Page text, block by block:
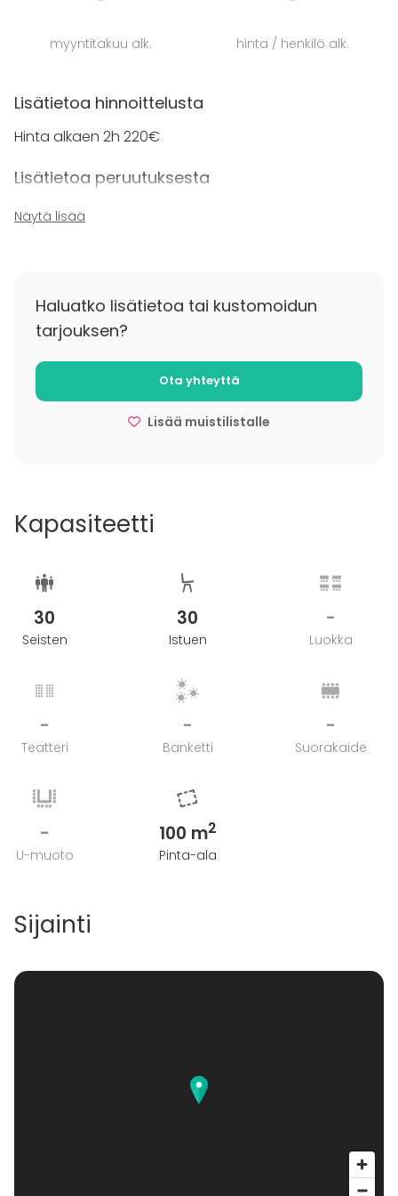
unohtumattomille hetkille yhdessä ystäviesi kanssa.
myyntitakuu alk. hinta / henkilö alk.
Lisätietoa hinnoittelusta
Hinta alkaen 2h 220€
Lisätietoa peruutuksesta
varaus on sitova ja perimme 50% ennakkomaksun
Näytä lisää
Haluatko lisätietoa tai kustomoidun
tarjouksen?
Ota yhteyttä
Lisää muistilistalle
Kapasiteetti
30
Seisten
30
Istuen
-
Luokka
-
Teatteri
-
Banketti
-
Suorakaide
-
U-muoto
100 m2
Pinta-ala
Sijainti